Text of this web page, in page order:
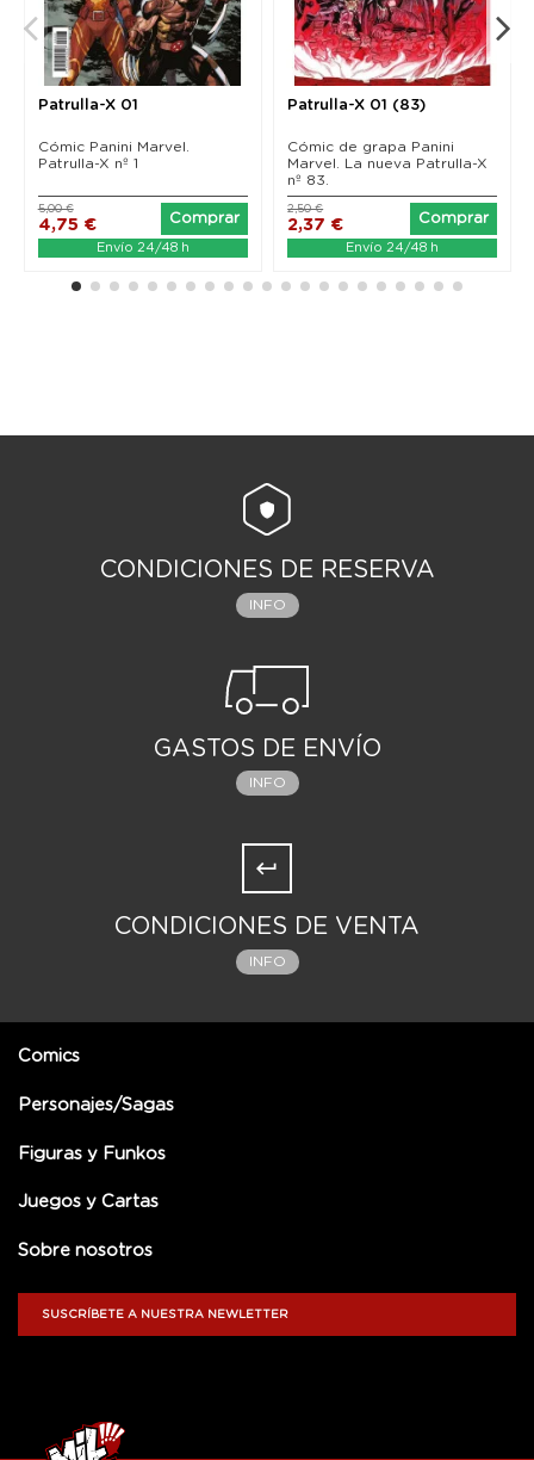
Patrulla-X 01
Cómic Panini Marvel.
Patrulla-X nº 1
4,75 €
5,00 €
Comprar
Envío 24/48 h
Patrulla-X 01 (83)
Cómic de grapa Panini
Marvel. La nueva Patrulla-X
nº 83.
2,37 €
2,50 €
Comprar
Envío 24/48 h
CONDICIONES DE RESERVA
INFO
GASTOS DE ENVÍO
INFO
CONDICIONES DE VENTA
INFO
Comics
Personajes/Sagas
Figuras y Funkos
Juegos y Cartas
Sobre nosotros
SUSCRÍBETE A NUESTRA NEWLETTER